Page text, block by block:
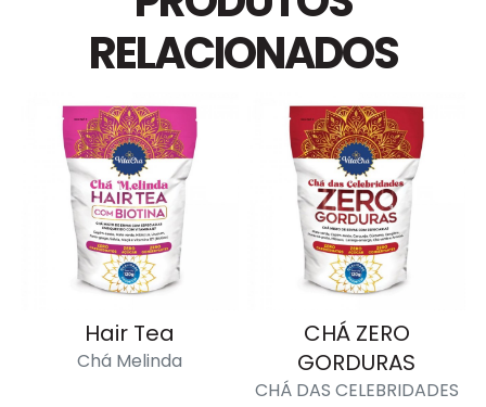
RELACIONADOS
Hair Tea
Chá Melinda
CHÁ ZERO
GORDURAS
CHÁ DAS CELEBRIDADES